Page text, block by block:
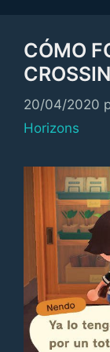
CÓMO
20/04/2020
Horizons